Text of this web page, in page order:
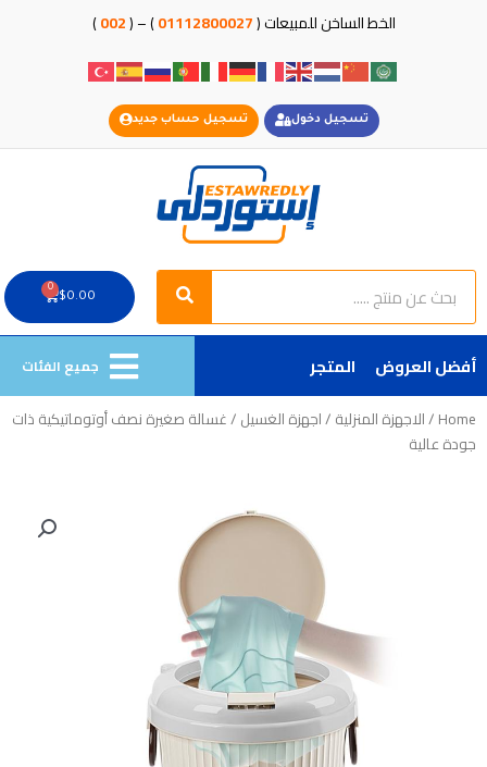
الخط الساخن للمبيعات (01112800027
) – (
002
)
تسجيل دخول تسجيل حساب جديد
Search
Search
$0.00
0
Cart
أفضل العروض المتجر جميع الفئات
Home
/الاجهزة المنزلية /اجهزة الغسيل / غسالة صغيرة نصف أوتوماتيكية ذات
جودة عالية